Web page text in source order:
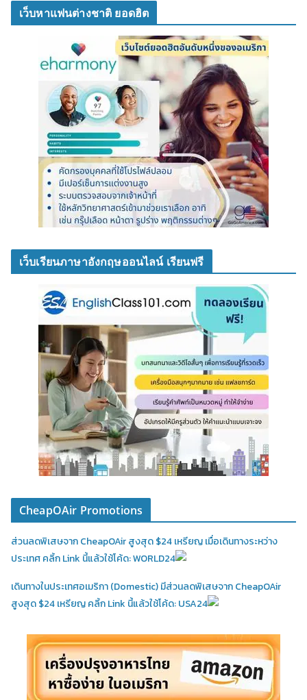
เว็บหาแฟนต่างชาติ ยอดฮิต
เว็บเรียนภาษาอังกฤษออนไลน์ เรียนฟรี
CheapOAir Promotions
ส่วนลดพิเสษจาก CheapOAir สูงสุด $24 เหรียญ เมื่อเดินทางระหว่าง
ประเทศ คลิ้ก Link นี้แล้วใช้โค้ด: WORLD24
เดินทางในประเทศอเมริกา (Domestic)มีส่วนลดพิเสษจาก CheapOAir
สูงสุด $24 เหรียญ คลิ้ก Link นี้แล้วใช้โค้ด: USA24